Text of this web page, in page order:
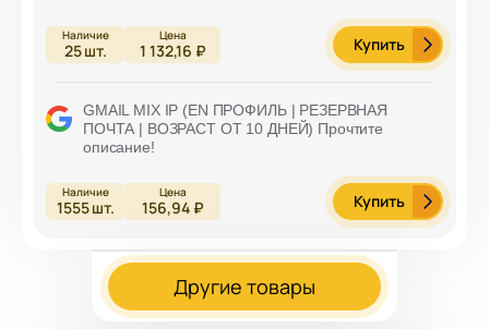
25шт. 1 132,16 ₽ Купить
GMAIL MIX IP (EN ПРОФИЛЬ | РЕЗЕРВНАЯ
ПОЧТА | ВОЗРАСТ ОТ 10 ДНЕЙ) Прочтите
описание!
1555шт. 156,94 ₽ Купить
Другие товары